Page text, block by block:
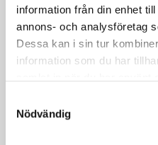
information från din enhet
annons- och analysföretag
Dessa kan i sin tur
information som du har
Nödvändig